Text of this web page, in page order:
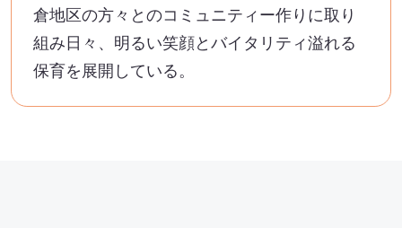
倉地区の方々とのコミュニティー作りに取り
組み日々、明るい笑顔とバイタリティ溢れる
保育を展開している。